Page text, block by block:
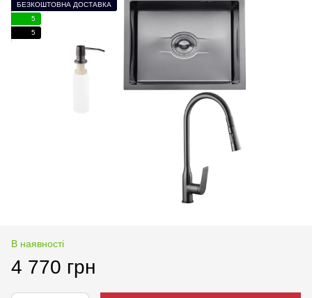
БЕЗКОШТОВНА ДОСТАВКА
5
5
В наявності
4 770 грн